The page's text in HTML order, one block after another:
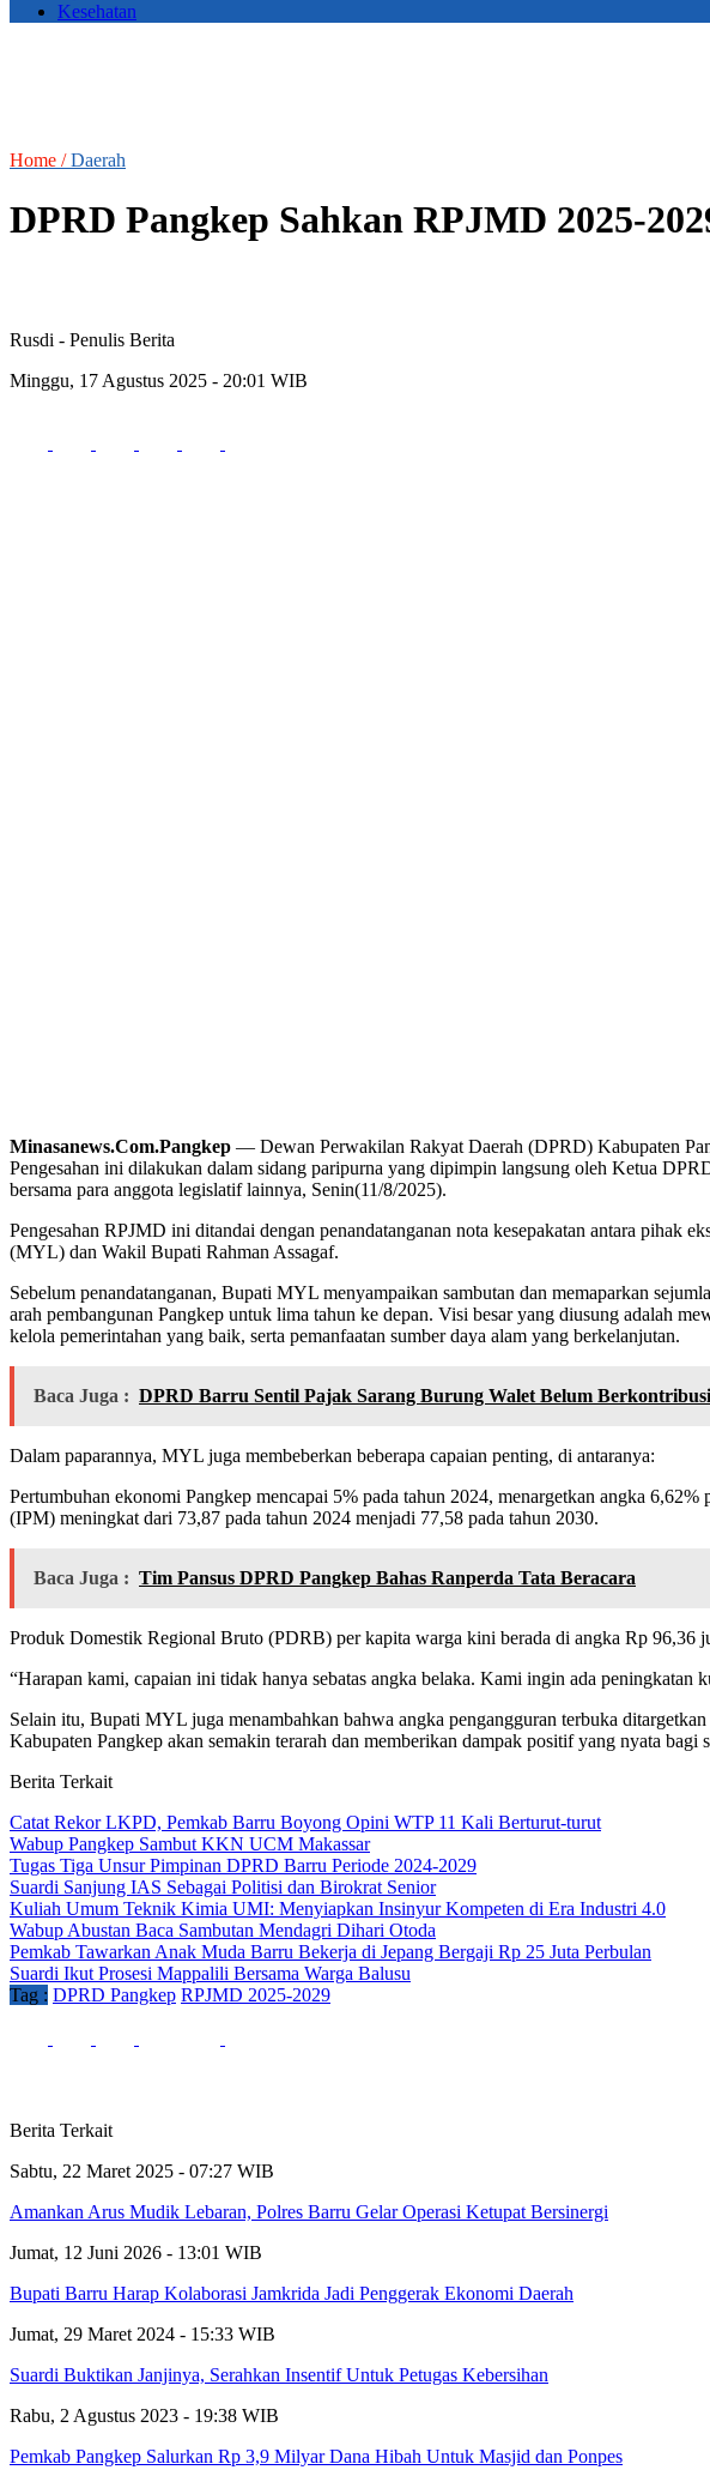
Kesehatan
Home /Daerah
DPRD Pangkep Sahkan RPJMD 2025-
Rusdi - Penulis Berita
Minggu, 17 Agustus 2025 - 20:01 WIB
Minasanews.Com.Pangkep — Dewan Perwakilan Rakyat Daerah (DPRD) Kabupaten
Pengesahan ini dilakukan dalam sidang paripurna yang dipimpin langsung oleh Ketua
bersama para anggota legislatif lainnya, Senin(11/8/2025).
Pengesahan RPJMD ini ditandai dengan penandatanganan nota kesepakatan antara pihak
(MYL) dan Wakil Bupati Rahman Assagaf.
Sebelum penandatanganan, Bupati MYL menyampaikan sambutan dan memaparkan
arah pembangunan Pangkep untuk lima tahun ke depan. Visi besar yang diusung adalah
kelola pemerintahan yang baik, serta pemanfaatan sumber daya alam yang berkelanjutan.
Baca Juga : DPRD Barru Sentil Pajak Sarang Burung Walet Belum
Dalam paparannya, MYL juga membeberkan beberapa capaian penting, di antaranya:
Pertumbuhan ekonomi Pangkep mencapai 5% pada tahun 2024, menargetkan angka
(IPM) meningkat dari 73,87 pada tahun 2024 menjadi 77,58 pada tahun 2030.
Baca Juga : Tim Pansus DPRD Pangkep Bahas Ranperda Tata Beracara
Produk Domestik Regional Bruto (PDRB) per kapita warga kini berada di angka Rp 96,36
“Harapan kami, capaian ini tidak hanya sebatas angka belaka. Kami ingin ada peningkatan
Selain itu, Bupati MYL juga menambahkan bahwa angka pengangguran terbuka
Kabupaten Pangkep akan semakin terarah dan memberikan dampak positif yang nyata bagi
Berita Terkait
Catat Rekor LKPD, Pemkab Barru Boyong Opini WTP 11 Kali Berturut-turut
Wabup Pangkep Sambut KKN UCM Makassar
Tugas Tiga Unsur Pimpinan DPRD Barru Periode 2024-2029
Suardi Sanjung IAS Sebagai Politisi dan Birokrat Senior
Kuliah Umum Teknik Kimia UMI: Menyiapkan Insinyur Kompeten di Era Industri 4.0
Wabup Abustan Baca Sambutan Mendagri Dihari Otoda
Pemkab Tawarkan Anak Muda Barru Bekerja di Jepang Bergaji Rp 25 Juta Perbulan
Suardi Ikut Prosesi Mappalili Bersama Warga Balusu
Tag : DPRD Pangkep RPJMD 2025-2029
Berita Terkait
Sabtu, 22 Maret 2025 - 07:27 WIB
Amankan Arus Mudik Lebaran, Polres Barru Gelar Operasi Ketupat Bersinergi
Jumat, 12 Juni 2026 - 13:01 WIB
Bupati Barru Harap Kolaborasi Jamkrida Jadi Penggerak Ekonomi Daerah
Jumat, 29 Maret 2024 - 15:33 WIB
Suardi Buktikan Janjinya, Serahkan Insentif Untuk Petugas Kebersihan
Rabu, 2 Agustus 2023 - 19:38 WIB
Pemkab Pangkep Salurkan Rp 3,9 Milyar Dana Hibah Untuk Masjid dan Ponpes